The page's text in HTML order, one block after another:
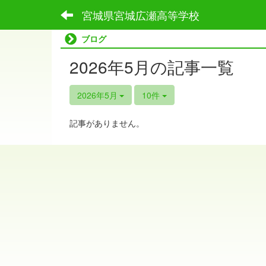
宮城県宮城広瀬高等学校
ブログ
2026年5月の記事一覧
2026年5月 10件
記事がありません。